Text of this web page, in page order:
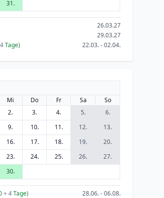
31.
26.03.27
29.03.27
Tage) 22.03. - 02.04.
Mi Do Fr Sa
So
2. 3. 4. 5.
6.
9. 10. 11. 12.
13.
16. 17. 18. 19.
20.
23. 24. 25. 26.
27.
30.
+ 4Tage) 28.06. - 06.08.